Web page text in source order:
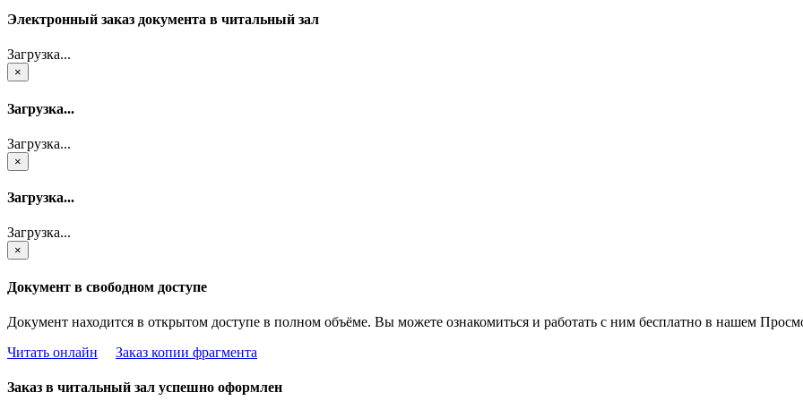
Электронный заказ документа в читальный зал
Загрузка...
×
Загрузка...
Загрузка...
×
Загрузка...
Загрузка...
×
Документ в свободном доступе
Документ находится в открытом доступе в полном объёме. Вы можете ознакомиться и работать с ним бесплатно в нашем
Читать онлайн
Заказ копии фрагмента
Заказ в читальный зал успешно оформлен